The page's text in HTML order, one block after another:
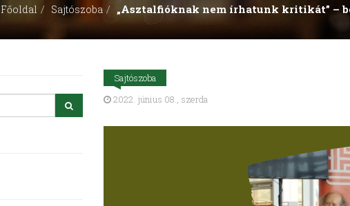
Főoldal Sajtószoba „Asztalfióknak nem írhatunk kritikát” –
Sajtószoba
2022. június 08., szerda